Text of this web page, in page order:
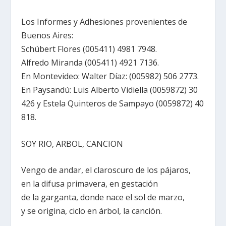
Los Informes y Adhesiones provenientes de
Buenos Aires:
Schúbert Flores (005411) 4981 7948.
Alfredo Miranda (005411) 4921 7136.
En Montevideo: Walter Díaz: (005982) 506 2773.
En Paysandú: Luis Alberto Vidiella (0059872) 30
426 y Estela Quinteros de Sampayo (0059872) 40
818.
SOY RIO, ARBOL, CANCION
Vengo de andar, el claroscuro de los pájaros,
en la difusa primavera, en gestación
de la garganta, donde nace el sol de marzo,
y se origina, ciclo en árbol, la canción.